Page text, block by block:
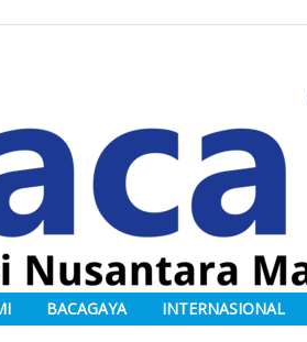
BACAGAYA INTERNASIONAL